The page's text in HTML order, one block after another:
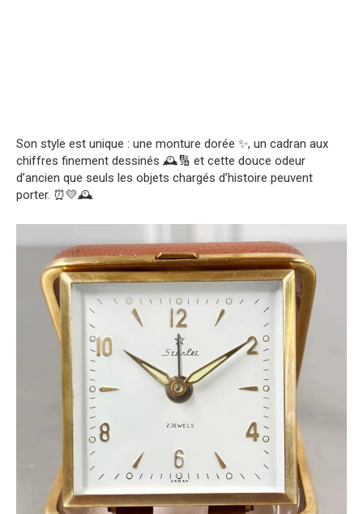
Son style est unique : une monture dorée ✨, un cadran aux
chiffres finement dessinés 🕰️🔢 et cette douce odeur
d’ancien que seuls les objets chargés d’histoire peuvent
porter. ⏰💛🕰️